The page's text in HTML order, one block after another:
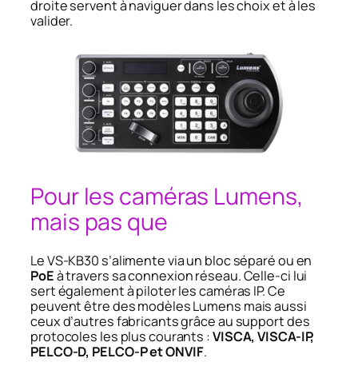
droite servent à naviguer dans les choix et à les
valider.
Pour les caméras Lumens,
mais pas que
Le VS-KB30 s’alimente via un bloc séparé ou en
PoEà travers sa connexion réseau. Celle-ci lui
sert également à piloter les caméras IP. Ce
peuvent être des modèles Lumens mais aussi
ceux d’autres fabricants grâce au support des
protocoles les plus courants :VISCA, VISCA-IP,
PELCO-D, PELCO-P et ONVIF.